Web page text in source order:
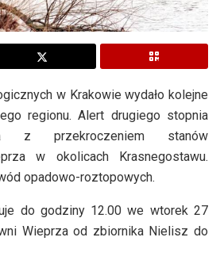
w Krakowie wydało kolejne
regionu. Alert drugiego stopnia
z przekroczeniem stanów
w okolicach Krasnegostawu.
opadowo-roztopowych.
do godziny 12.00 we wtorek 27
Wieprza od zbiornika Nielisz do